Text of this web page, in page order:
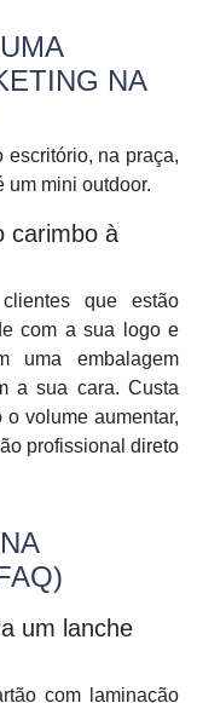
NA
escritório, na praça,
um mini outdoor.
carimbo à
que estão
com a sua logo e
uma embalagem
a sua cara. Custa
volume aumentar,
profissional direto
um lanche
com laminação